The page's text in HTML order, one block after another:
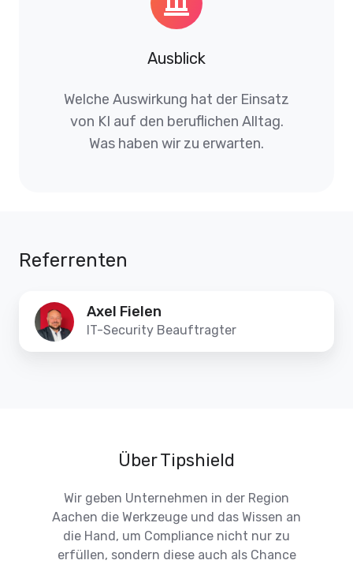
Ausblick
Welche Auswirkung hat der Einsatz
von KI auf den beruflichen Alltag.
Was haben wir zu erwarten.
Referrenten
Axel Fielen
IT-Security Beauftragter
Axel
Fielen
Über Tipshield
Wir geben Unternehmen in der Region
Aachen die Werkzeuge und das Wissen an
die Hand, um Compliance nicht nur zu
erfüllen, sondern diese auch als Chance